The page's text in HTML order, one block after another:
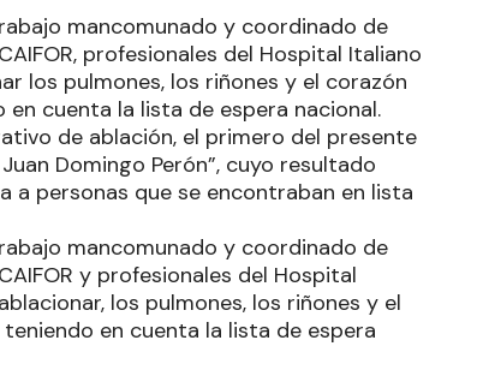
mancomunado y coordinado de
profesionales del Hospital Italiano
los pulmones, los riñones y el corazón
cuenta la lista de espera nacional.
de ablación, el primero del presente
Domingo Perón”, cuyo resultado
personas que se encontraban en lista
mancomunado y coordinado de
y profesionales del Hospital
los pulmones, los riñones y el
en cuenta la lista de espera